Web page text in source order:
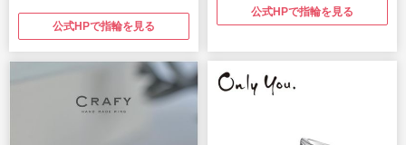
公式HPで指輪を見る
公式HPで指輪を見る